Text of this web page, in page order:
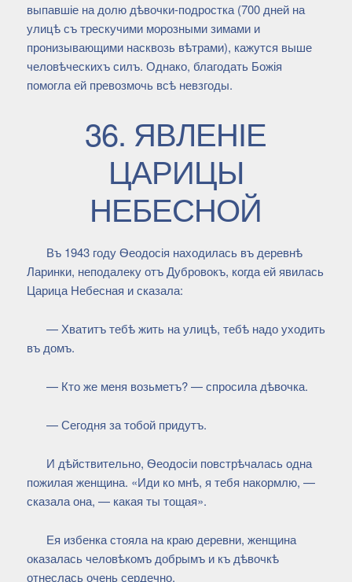
выпавшіе на долю дѣвочки-подростка (700 дней на
улицѣ съ трескучими морозными зимами и
пронизывающими насквозь вѣтрами), кажутся выше
человѣческихъ силъ. Однако, благодать Божія
помогла ей превозмочь всѣ невзгоды.
36. ЯВЛЕНІЕ
ЦАРИЦЫ
НЕБЕСНОЙ
Въ 1943 году Ѳеодосія находилась въ деревнѣ
Ларинки, неподалеку отъ Дубровокъ, когда ей явилась
Царица Небесная и сказала:
— Хватитъ тебѣ жить на улицѣ, тебѣ надо уходить
въ домъ.
— Кто же меня возьметъ? — спросила дѣвочка.
— Сегодня за тобой придутъ.
И дѣйствительно, Ѳеодосіи повстрѣчалась одна
пожилая женщина. «Иди ко мнѣ, я тебя накормлю, —
сказала она, — какая ты тощая».
Ея избенка стояла на краю деревни, женщина
оказалась человѣкомъ добрымъ и къ дѣвочкѣ
отнеслась очень сердечно.